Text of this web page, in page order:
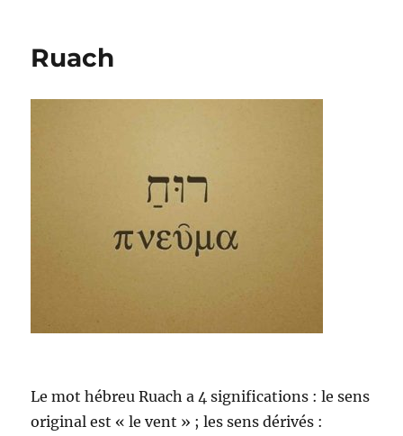
Ruach
Le mot hébreu Ruach a 4 significations : le sens
original est « le vent » ; les sens dérivés :